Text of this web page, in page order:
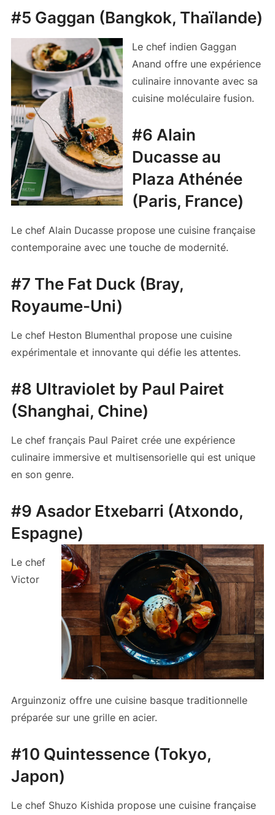
#5 Gaggan (Bangkok, Thaïlande)
Le chef indien Gaggan
Anand offre une expérience
culinaire innovante avec sa
cuisine moléculaire fusion.
#6 Alain
Ducasse au
Plaza Athénée
(Paris, France)
Le chef Alain Ducasse propose une cuisine française
contemporaine avec une touche de modernité.
#7 The Fat Duck (Bray,
Royaume-Uni)
Le chef Heston Blumenthal propose une cuisine
expérimentale et innovante qui défie les attentes.
#8 Ultraviolet by Paul Pairet
(Shanghai, Chine)
Le chef français Paul Pairet crée une expérience
culinaire immersive et multisensorielle qui est unique
en son genre.
#9 Asador Etxebarri (Atxondo,
Espagne)
Le chef
Victor
Arguinzoniz offre une cuisine basque traditionnelle
préparée sur une grille en acier.
#10 Quintessence (Tokyo,
Japon)
Le chef Shuzo Kishida propose une cuisine française